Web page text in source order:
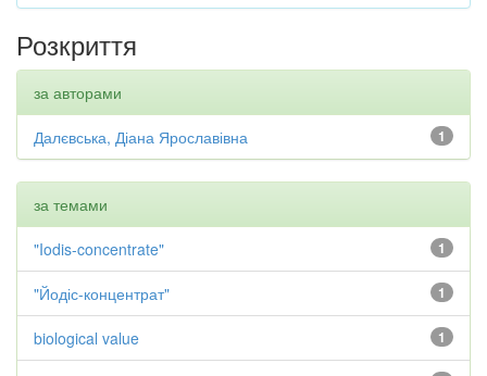
Розкриття
за авторами
1
Далєвська, Діана Ярославівна
за темами
1
"Iodis-concentrate"
1
"Йодіс-концентрат"
1
biological value